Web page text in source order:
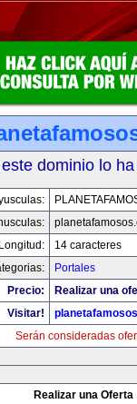
dominio lo
Longitud:
14 caracteres
Portales
Precio:
Realizar una
Visitar!
Serán consideradas
Realizar una Oferta